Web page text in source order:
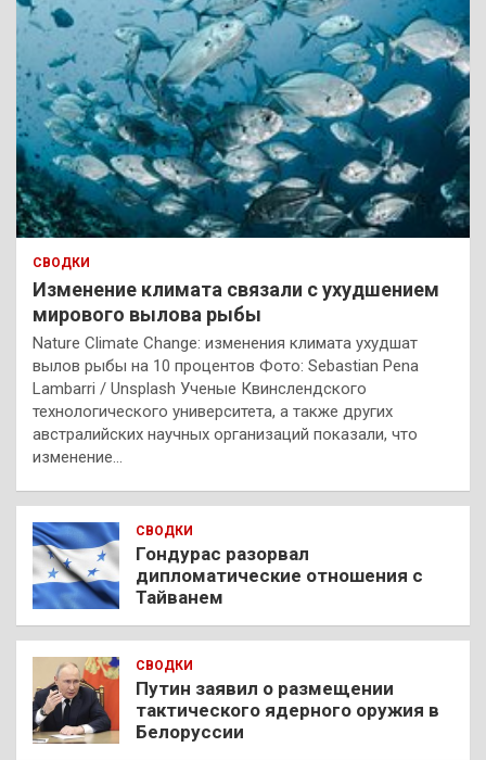
СВОДКИ
Изменение климата связали с ухудшением
мирового вылова рыбы
Nature Climate Change: изменения климата ухудшат
вылов рыбы на 10 процентов Фото: Sebastian Pena
Lambarri / Unsplash Ученые Квинслендского
технологического университета, а также других
австралийских научных организаций показали, что
изменение…
СВОДКИ
Гондурас разорвал
дипломатические отношения с
Тайванем
СВОДКИ
Путин заявил о размещении
тактического ядерного оружия в
Белоруссии